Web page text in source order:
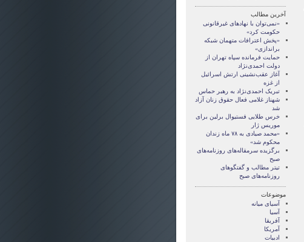
آخرین مطالب
«نمی‌توان با نهاد‌های غیرقانونی
حکومت کرد»
«پخش اعترافات متهمان شبکه
براندازی»
حمایت فرمانده سپاه تهران از
دولت احمدی‌نژاد
آغاز عقب‌نشینی ارتش اسرائیل
از غزه
تبریک احمدی‌نژاد به رهبر حماس
شهناز غلامی فعال حقوق زنان آزاد
شد
خرس طلایی فستیوال برلین برای
موریس ژار
«محمد صیادی به ۷۸ ماه زندان
محکوم شد»
برگزیده سرمقاله‌های روزنامه‌های
صبح
تیتر مطالب و گفتگو‌های
روزنامه‌های صبح
موضوعات
آسيای ميانه
آسیا
آفریقا
آمریکا
ادبیات